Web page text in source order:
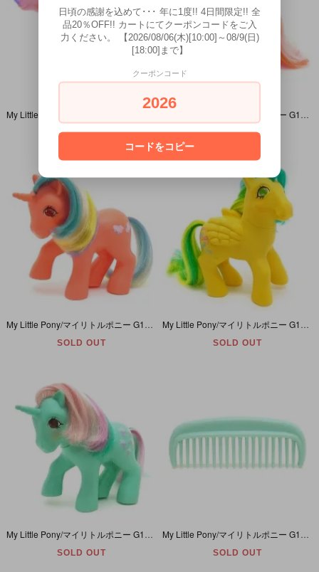
SOLD OUT SOLD OUT
SOLD OUT SOLD OUT
SOLD OUT SOLD OUT
日頃の感謝を込めて･･･ 年に1度!! 4日間限定!! 全
品20％OFF!! カートにてクーポンコードをご入
力ください。 【2026/08/06(木)[10:00]～08/9(日)
[18:00]まで】
クーポンコード
2026
コードをコピー